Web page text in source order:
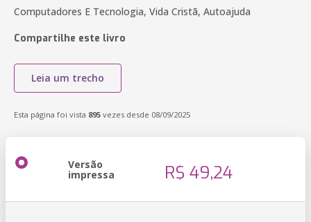
Computadores E Tecnologia, Vida Cristã, Autoajuda
Compartilhe este livro
Leia um trecho
Esta página foi vista 895 vezes desde 08/09/2025
Versão
impressa R$ 49,24